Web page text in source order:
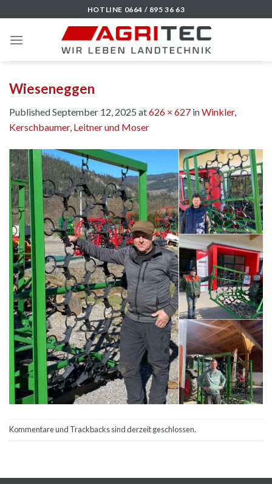
to
content
HOTLINE 0664 / 895 36 63
Wieseneggen
PublishedSeptember 12, 2025 at626 × 627 inWinkler,
Kerschbaumer, Leitner und Moser
Kommentare und Trackbacks sind derzeit geschlossen.